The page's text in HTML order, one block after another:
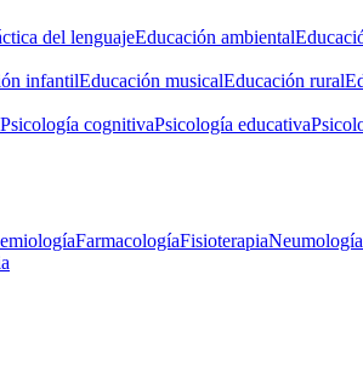
del lenguajeEducación ambiental
infantilEducación musicalEducación rural
Psicología cognitivaPsicología educativa
FarmacologíaFisioterapiaNeumología